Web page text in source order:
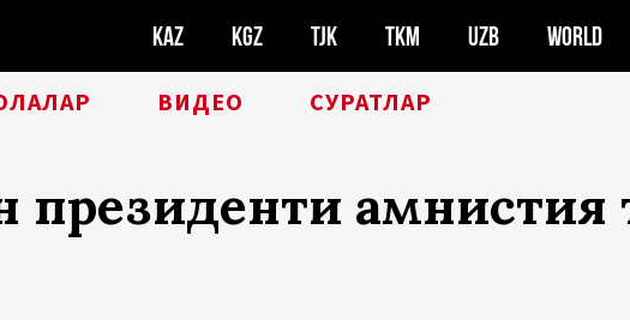
KAZ KGZ TJK TKM UZB WORLD
ВИДЕО СУРАТЛАР
президенти амнистия